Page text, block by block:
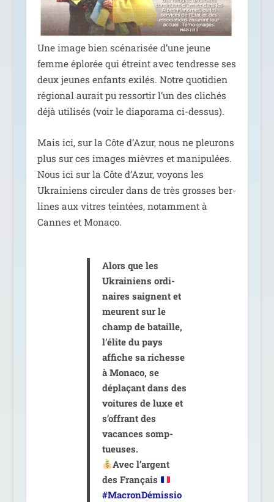
Une image bien scé­na­ri­sée d’une jeune
femme éplo­rée qui étreint avec ten­dresse ses
deux jeunes enfants exi­lés. Notre quo­ti­dien
régio­nal aurait pu res­sor­tir l’un des cli­chés
déjà uti­li­sés (voir le dia­po­ra­ma ci-dessus).
Mais ici, sur la Côte d’Azur, nous ne pleu­rons
plus sur ces images mièvres et mani­pu­lées.
Nous ici sur la Côte d’Azur, voyons les
Ukrainiens cir­cu­ler dans de très grosses ber­
lines aux vitres tein­tées, notam­ment à
Cannes et Monaco.
Alors que les
Ukrainiens ordi­
naires saignent et
meurent sur le
champ de bataille,
l’élite du pays
affiche sa richesse
à Monaco, se
dépla­çant dans des
voi­tures de luxe et
s’offrant des
vacances somp­
tueuses.
Avec l’argent
des Français
#MacronDémissio